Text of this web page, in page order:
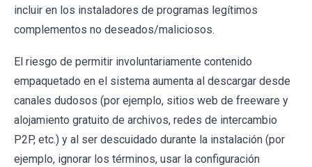
incluir en los instaladores de programas legítimos
complementos no deseados/maliciosos.
El riesgo de permitir involuntariamente contenido
empaquetado en el sistema aumenta al descargar desde
canales dudosos (por ejemplo, sitios web de freeware y
alojamiento gratuito de archivos, redes de intercambio
P2P, etc.) y al ser descuidado durante la instalación (por
ejemplo, ignorar los términos, usar la configuración